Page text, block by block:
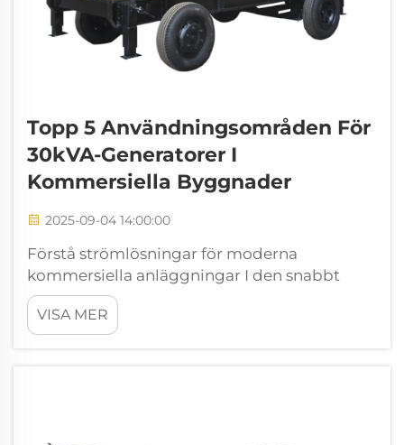
Topp 5 Användningsområden För
30kVA-Generatorer I
Kommersiella Byggnader
2025-09-04 14:00:00
Förstå strömlösningar för moderna
kommersiella anläggningar I den snabbt
föränderliga affärsmiljön är det avgörande att
upprätthålla en konstant strömförsörjning för
kommersiella operationer. En 30kVA-
VISA MER